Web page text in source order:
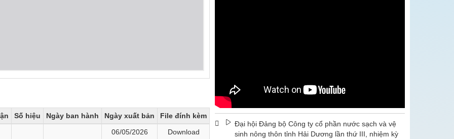
Số hiệu Ngày ban hành Ngày xuất bản
File đính kèm
06/05/2026 Download
Đại hội Đảng bộ Công ty cổ phần nước sạch và vệ
sinh nông thôn tỉnh Hải Dương lần thứ III, nhiệm kỳ